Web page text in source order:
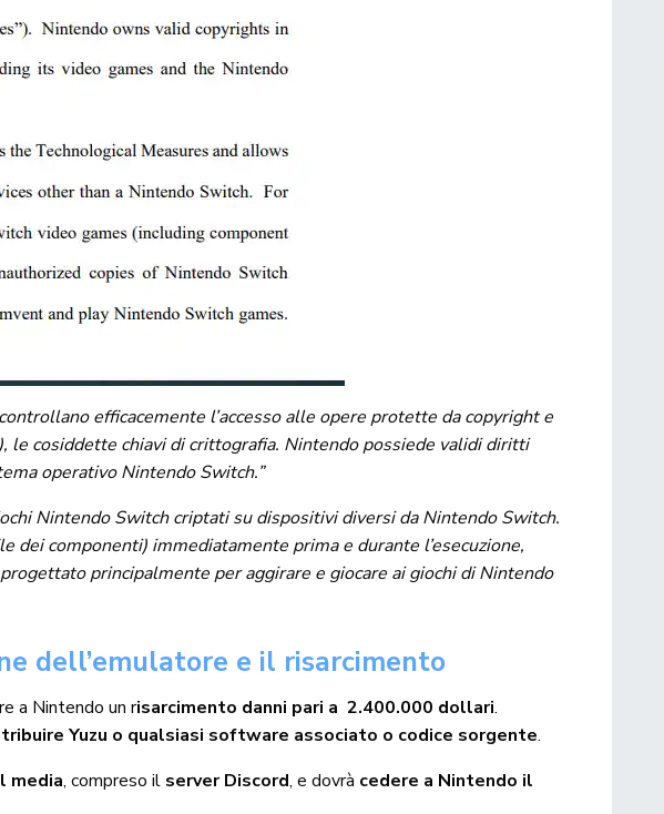
efficacemente l’accesso alle opere protette da copyright e
le cosiddette chiavi di crittografia. Nintendo possiede validi diritti
operativo Nintendo Switch.”
Nintendo Switch criptati su dispositivi diversi da Nintendo Switch.
dei componenti) immediatamente prima e durante l’esecuzione,
principalmente per aggirare e giocare ai giochi di Nintendo
dell’emulatore e il risarcimento
a Nintendo un risarcimento danni pari a 2.400.000 dollari.
Yuzu o qualsiasi software associato o codice sorgente.
media, compreso il server Discord, e dovrà cedere a Nintendo il